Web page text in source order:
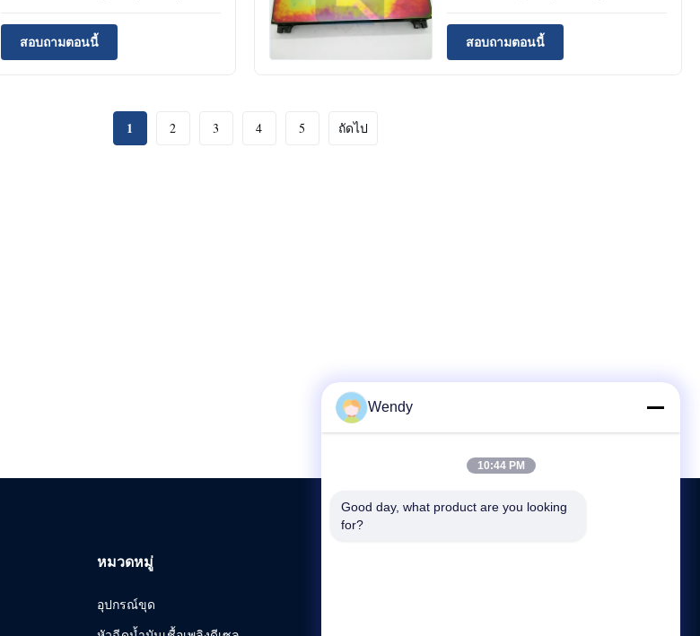
Specifications Product Name ECU
Controller Place of Origin Guangzhou,
China Brand Name Jiajue Model Number
สอบถามตอนนี้
and compatibility. Product Specifications
Product NameController Place of
OriginGuangzhou, China Brand
สอบถามตอนนี้
1 2 3 4 5 ถัดไป
หมวดหมู่
อุปกรณ์ขุด
Wendy
10:44 PM
Good day, what product are you looking
for?